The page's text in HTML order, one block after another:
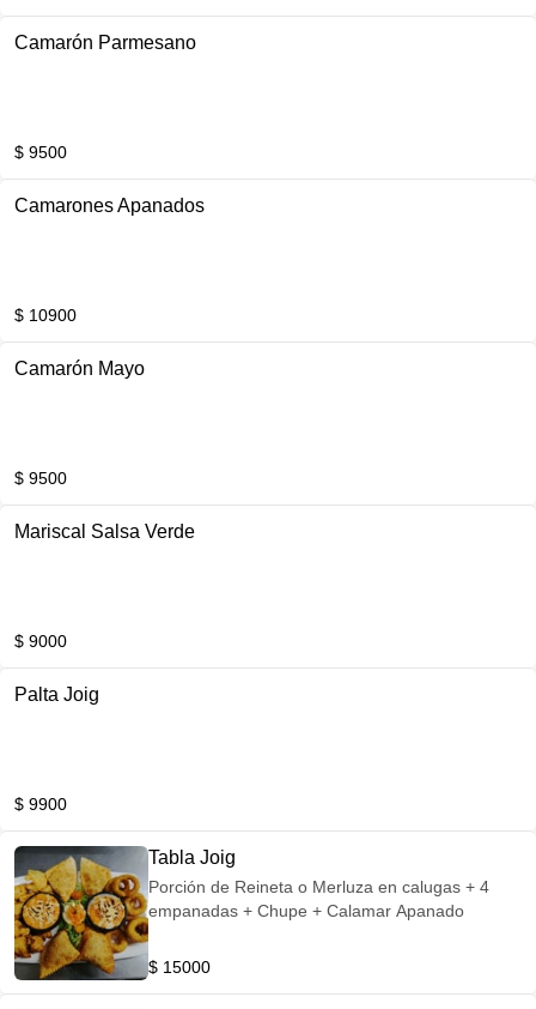
Camarón Parmesano
$ 9500
Camarones Apanados
$ 10900
Camarón Mayo
$ 9500
Mariscal Salsa Verde
$ 9000
Palta Joig
$ 9900
Tabla Joig
Porción de Reineta o Merluza en calugas + 4
empanadas + Chupe + Calamar Apanado
$ 15000